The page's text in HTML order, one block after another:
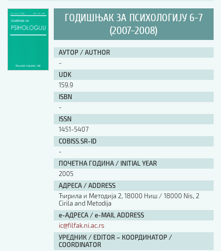
ГОДИШЊАК ЗА ПСИХОЛОГИЈУ 6-7
(2007-2008)
АУТОР / AUTHOR
-
UDK
159.9
ISBN
-
ISSN
1451-5407
COBISS.SR-ID
-
ПОЧЕТНА ГОДИНА / INITIAL YEAR
2005
АДРЕСА / ADDRESS
Ћирила и Методија 2, 18000 Ниш / 18000 Nis, 2
Cirila and Metodija
е-АДРЕСА / e-MAIL ADDRESS
ic@filfak.ni.ac.rs
УРЕДНИК / EDITOR – КООРДИНАТОР /
COORDINATOR